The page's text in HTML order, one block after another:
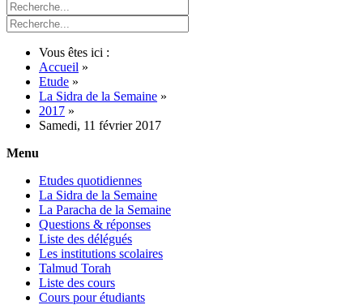
Vous êtes ici :
Accueil »
Etude »
La Sidra de la Semaine »
2017 »
Samedi, 11 février 2017
Menu
Etudes quotidiennes
La Sidra de la Semaine
La Paracha de la Semaine
Questions & réponses
Liste des délégués
Les institutions scolaires
Talmud Torah
Liste des cours
Cours pour étudiants